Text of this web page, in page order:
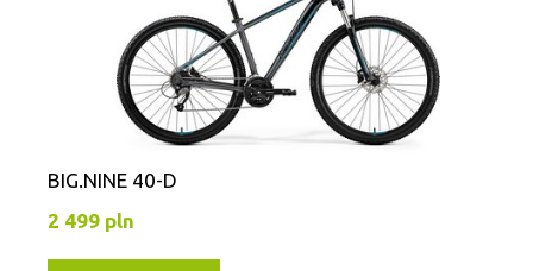
BIG.NINE 40-D
2 499 pln